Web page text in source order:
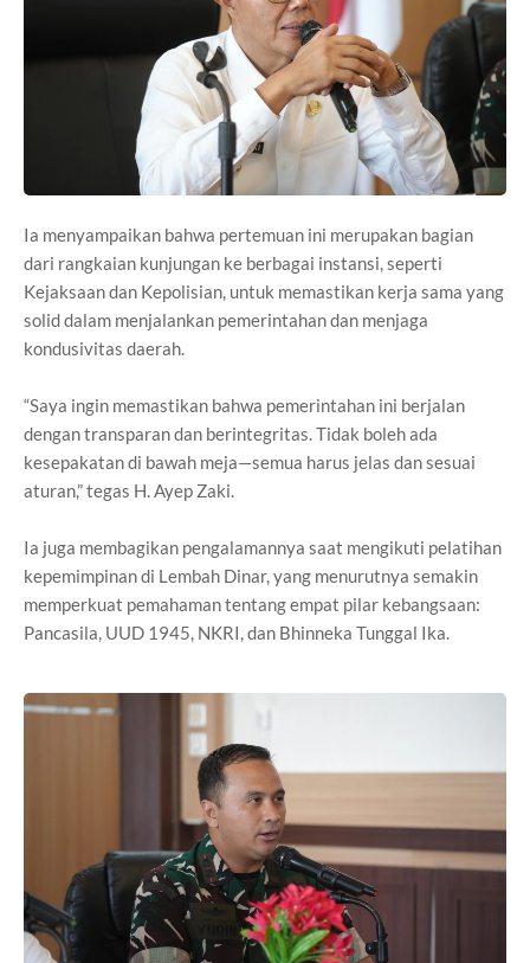
Ia menyampaikan bahwa pertemuan ini merupakan bagian
dari rangkaian kunjungan ke berbagai instansi, seperti
Kejaksaan dan Kepolisian, untuk memastikan kerja sama yang
solid dalam menjalankan pemerintahan dan menjaga
kondusivitas daerah.
“Saya ingin memastikan bahwa pemerintahan ini berjalan
dengan transparan dan berintegritas. Tidak boleh ada
kesepakatan di bawah meja—semua harus jelas dan sesuai
aturan,” tegas H. Ayep Zaki.
Ia juga membagikan pengalamannya saat mengikuti pelatihan
kepemimpinan di Lembah Dinar, yang menurutnya semakin
memperkuat pemahaman tentang empat pilar kebangsaan:
Pancasila, UUD 1945, NKRI, dan Bhinneka Tunggal Ika.